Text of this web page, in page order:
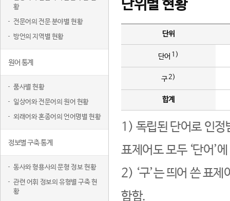
황
전문어의 전문 분야별 현황
방언의 지역별 현황
원어 통계
품사별 현황
일상어와 전문어의 원어 현황
외래어와 혼종어의 언어명별 현황
정보별 구축 통계
동사와 형용사의 문형 정보 현황
관련 어휘 정보의 유형별 구축 현
황
단위별 현황
단위
단어 1)
구2)
합계
1) 독립된 단어로 인정
표제어도 모두 ‘단어’
2) ‘구’는 띄어 쓴 표
함함.